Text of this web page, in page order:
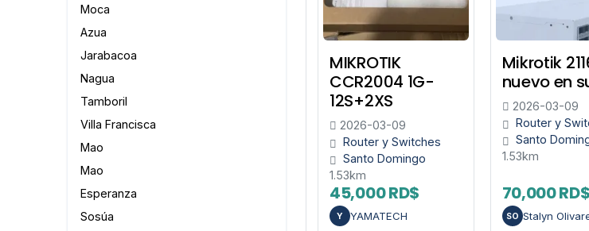
Moca
Azua
Jarabacoa
Nagua
Tamboril
Villa Francisca
Mao
Mao
Esperanza
Sosúa
MIKROTIK
CCR2004 1G-
12S+2XS
2026-03-09
Router y Switches
Santo Domingo
1.53km
45,000 RD$
Y YAMATECH
Mikrotik
nuevo en
2026-03-09
Router y
Santo
1.53km
70,000 RD$
SO Stalyn